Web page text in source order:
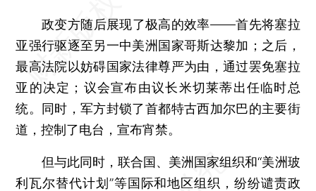
政变方随后展现了极高的效率——首先将塞拉
亚强行驱逐至另一中美洲国家哥斯达黎加；之后，
最高法院以妨碍国家法律尊严为由，通过罢免塞拉
亚的决定；议会宣布由议长米切莱蒂出任临时总
统。同时，军方封锁了首都特古西加尔巴的主要街
道，控制了电台，宣布宵禁。
但与此同时，联合国、美洲国家组织和“美洲玻
利瓦尔替代计划”等国际和地区组织，纷纷谴责政